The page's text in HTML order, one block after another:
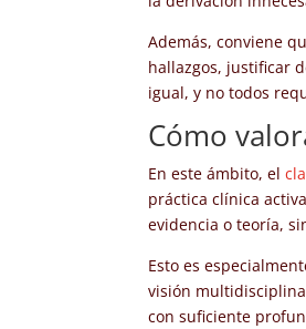
Además, conviene
hallazgos, justificar
igual, y no todos
Cómo
En este ámbito, el
práctica clínica
evidencia o teoría,
Esto es
visión
con suficiente